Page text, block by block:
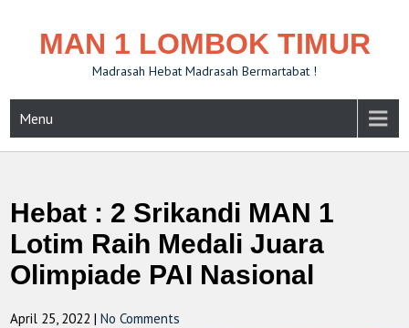
MAN 1 LOMBOK TIMUR
Madrasah Hebat Madrasah Bermartabat !
Menu
Hebat : 2 Srikandi MAN 1
Lotim Raih Medali Juara
Olimpiade PAI Nasional
April 25, 2022 |No Comments